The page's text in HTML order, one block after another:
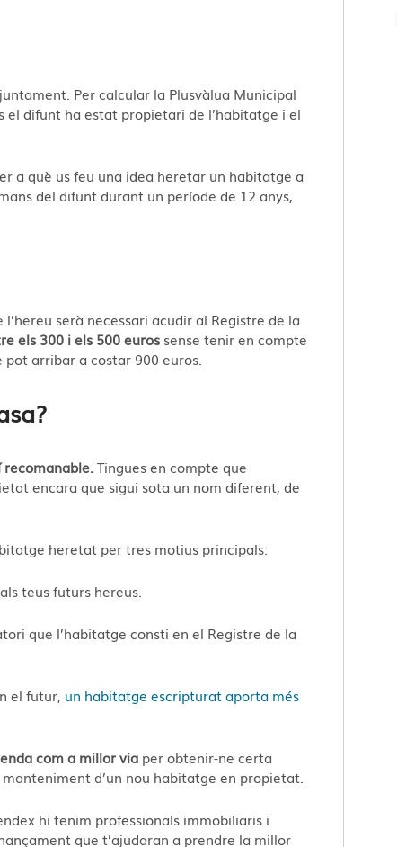
Per calcular la Plusvàlua Municipal
el difunt ha estat propietari de l’habitatge i el
a què us feu una idea heretar un habitatge a
del difunt durant un període de 12 anys,
serà necessari acudir al Registre de la
els 300 i els 500 euros sense tenir en compte
arribar a costar 900 euros.
Tingues en compte que
encara que sigui sota un nom diferent, de
heretat per tres motius principals:
teus futurs hereus.
que l’habitatge consti en el Registre de la
el futur, un habitatge escripturat aporta més
com a millor via per obtenir-ne certa
d’un nou habitatge en propietat.
hi tenim professionals immobiliaris i
que t’ajudaran a prendre la millor